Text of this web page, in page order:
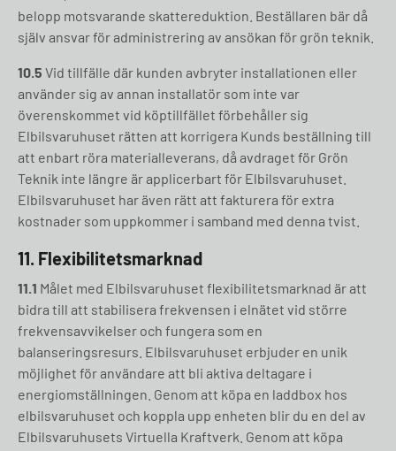
belopp motsvarande skattereduktion. Beställaren bär då
själv ansvar för administrering av ansökan för grön teknik.
10.5 Vid tillfälle där kunden avbryter installationen eller
använder sig av annan installatör som inte var
överenskommet vid köptillfället förbehåller sig
Elbilsvaruhuset rätten att korrigera Kunds beställning till
att enbart röra materialleverans, då avdraget för Grön
Teknik inte längre är applicerbart för Elbilsvaruhuset.
Elbilsvaruhuset har även rätt att fakturera för extra
kostnader som uppkommer i samband med denna tvist.
11. Flexibilitetsmarknad
11.1 Målet med Elbilsvaruhuset flexibilitetsmarknad är att
bidra till att stabilisera frekvensen i elnätet vid större
frekvensavvikelser och fungera som en
balanseringsresurs. Elbilsvaruhuset erbjuder en unik
möjlighet för användare att bli aktiva deltagare i
energiomställningen. Genom att köpa en laddbox hos
elbilsvaruhuset och koppla upp enheten blir du en del av
Elbilsvaruhusets Virtuella Kraftverk. Genom att köpa